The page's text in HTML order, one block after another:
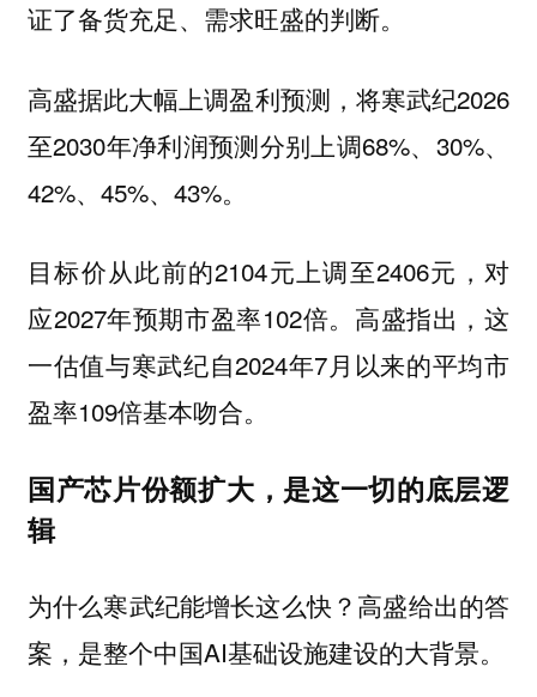
证了备货充足、需求旺盛的判断。
高盛据此大幅上调盈利预测，将寒武纪2026
至2030年净利润预测分别上调68%、30%、
42%、45%、43%。
目标价从此前的2104元上调至2406元，对
应2027年预期市盈率102倍。高盛指出，这
一估值与寒武纪自2024年7月以来的平均市
盈率109倍基本吻合。
国产芯片份额扩大，是这一切的底层逻
辑
为什么寒武纪能增长这么快？高盛给出的答
案，是整个中国AI基础设施建设的大背景。